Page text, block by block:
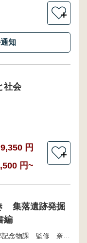
＋
知
社会
9,350 円
円~
＋
集落遺跡発掘
編